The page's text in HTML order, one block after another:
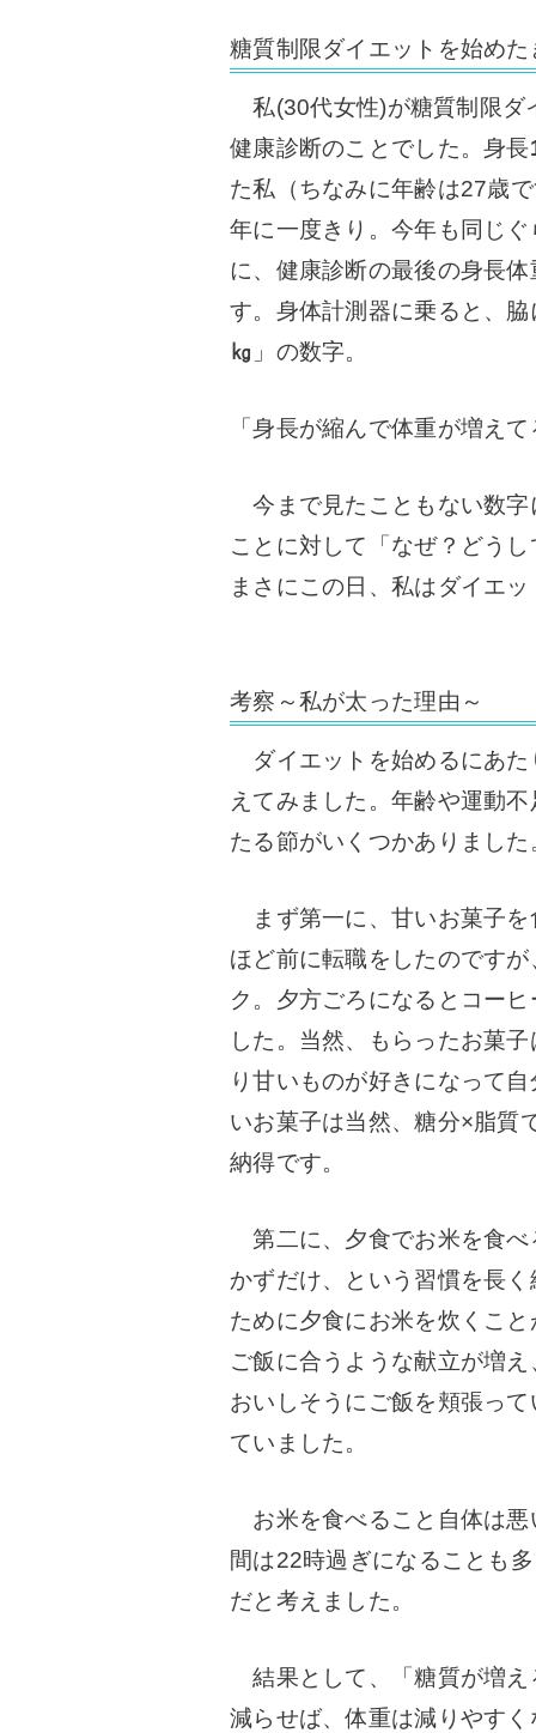
糖質制限ダイエットを始めた
私(30代女性)が糖質制限ダ
健康診断のことでした。身長
た私（ちなみに年齢は27歳で
年に一度きり。 今年も同じ
に、 健康診断の最後の身長
す。 身体計測器に乗ると、脇
㎏ 」の数字。
「身長が縮んで体重が増
今まで見たこともない数字
ことに対して「なぜ？どう
まさにこの日、私はダイエッ
考察～私が太った理由～
ダイエットを始めるにあた
えてみました。 年齢や運動
たる節がいくつかありました
まず第一に、甘いお菓子を
ほど前に転職をしたのです
ク。夕方ごろになるとコー
した。当然、もらったお菓
り甘いものが好きになって
いお菓子は当然、糖分×脂質
納得です。
第二に、夕食でお米を食べ
かずだけ、という習慣を長
ために夕食にお米を炊くこ
ご飯に合うような献立が増
おいしそうにご飯を頬張っ
ていました。
お米を食べること自体は悪
間は22時過ぎになることも
だと考えました。
結果として、「糖質が増え
減らせば、体重は減りやすく